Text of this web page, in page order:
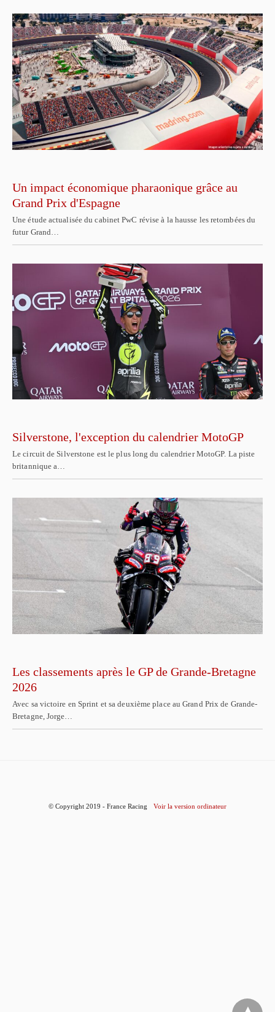
Un impact économique pharaonique grâce au
Grand Prix d'Espagne
Une étude actualisée du cabinet PwC révise à la hausse les retombées du
futur Grand…
Silverstone, l'exception du calendrier MotoGP
Le circuit de Silverstone est le plus long du calendrier MotoGP. La piste
britannique a…
Les classements après le GP de Grande-Bretagne
2026
Avec sa victoire en Sprint et sa deuxième place au Grand Prix de Grande-
Bretagne, Jorge…
© Copyright 2019 - France Racing Voir la version ordinateur